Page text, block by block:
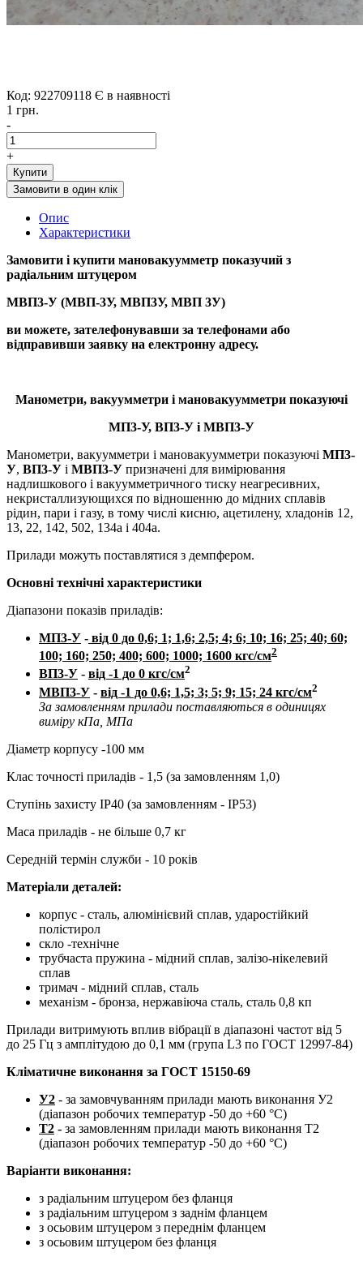
Код: 922709118 Є в наявності
1 грн.
-
+
Купити
Замовити в один клік
Опис
Характеристики
Замовити і купити мановакуумметр показучий з
радіальним штуцером
МВП3-У (МВП-3У, МВП3У, МВП 3У)
ви можете, зателефонувавши за телефонами або
відправивши заявку на електронну адресу.
Манометри, вакуумметри і мановакуумметри показуючі
МП3-У, ВП3-У і МВП3-У
Манометри, вакуумметри і мановакуумметри показуючі МП3-
У, ВП3-У і МВП3-У призначені для вимірювання
надлишкового і вакуумметричного тиску неагресивних,
некристаллизующихся по відношенню до мідних сплавів
рідин, пари і газу, в тому числі кисню, ацетилену, хладонів 12,
13, 22, 142, 502, 134a і 404а.
Прилади можуть поставлятися з демпфером.
Основні технічні характеристики
Діапазони показів приладів:
МП3-У - від 0 до 0,6; 1; 1,6; 2,5; 4; 6; 10; 16; 25; 40; 60;
100; 160; 250; 400; 600; 1000; 1600 кгс/см2
ВП3-У - від -1 до 0 кгс/см2
МВП3-У - від -1 до 0,6; 1,5; 3; 5; 9; 15; 24 кгс/см2
За замовленням прилади поставляються в одиницях
виміру кПа, МПа
Діаметр корпусу -100 мм
Клас точності приладів - 1,5 (за замовленням 1,0)
Ступінь захисту IP40 (за замовленням - IP53)
Маса приладів - не більше 0,7 кг
Середній термін служби - 10 років
Матеріали деталей:
корпус - сталь, алюмінієвий сплав, ударостійкий
полістирол
скло -технічне
трубчаста пружина - мідний сплав, залізо-нікелевий
сплав
тримач - мідний сплав, сталь
механізм - бронза, нержавіюча сталь, сталь 0,8 кп
Прилади витримують вплив вібрації в діапазоні частот від 5
до 25 Гц з амплітудою до 0,1 мм (група L3 по ГОСТ 12997-84)
Кліматичне виконання за ГОСТ 15150-69
У2 - за замовчуванням прилади мають виконання У2
(діапазон робочих температур -50 до +60 °С)
Т2 - за замовленням прилади мають виконання Т2
(діапазон робочих температур -50 до +60 °С)
Варіанти виконання:
з радіальним штуцером без фланця
з радіальним штуцером з заднім фланцем
з осьовим штуцером з переднім фланцем
з осьовим штуцером без фланця